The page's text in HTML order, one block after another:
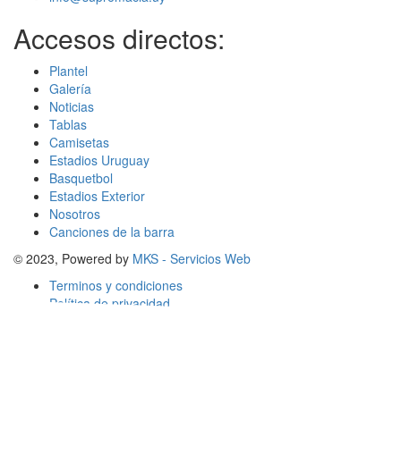
Accesos directos:
Plantel
Galería
Noticias
Tablas
Camisetas
Estadios Uruguay
Basquetbol
Estadios Exterior
Nosotros
Canciones de la barra
© 2023, Powered by MKS - Servicios Web
Terminos y condiciones
Política de privacidad